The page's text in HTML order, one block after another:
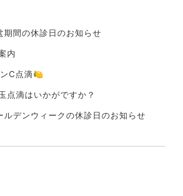
間の休診日のお知らせ
内
C点滴🍋
点滴はいかがですか？
デンウィークの休診日のお知らせ